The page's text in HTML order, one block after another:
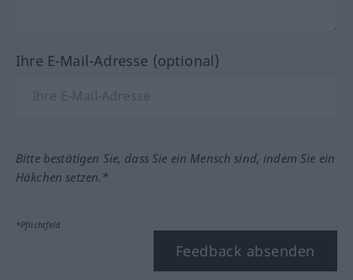
Ihre E-Mail-Adresse (optional)
Bitte bestätigen Sie, dass Sie ein Mensch sind, indem Sie ein
Häkchen setzen.*
*Pflichtfeld
Feedback absenden